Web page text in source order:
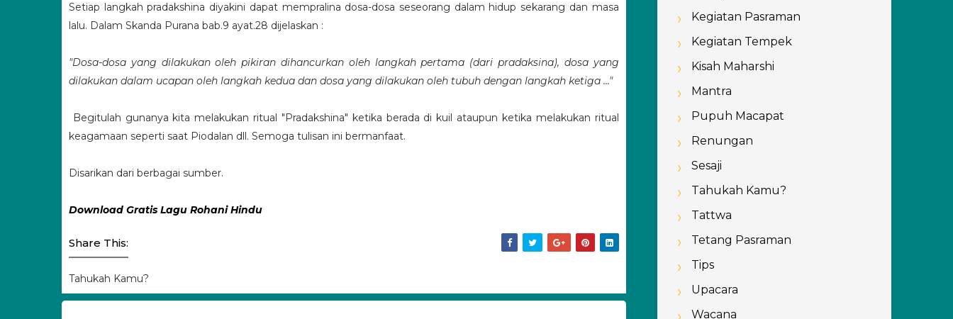
Setiap langkah pradakshina diyakini dapat mempralina dosa-dosa seseorang dalam hidup sekarang dan masa
lalu. Dalam Skanda Purana bab.9 ayat.28 dijelaskan :
"Dosa-dosa yang dilakukan oleh pikiran dihancurkan oleh langkah pertama (dari pradaksina), dosa yang
dilakukan dalam ucapan oleh langkah kedua dan dosa yang dilakukan oleh tubuh dengan langkah ketiga ..."
Begitulah gunanya kita melakukan ritual "Pradakshina" ketika berada di kuil ataupun ketika melakukan ritual
keagamaan seperti saat Piodalan dll. Semoga tulisan ini bermanfaat.
Disarikan dari berbagai sumber.
Download Gratis Lagu Rohani Hindu
Share This:
Tahukah Kamu?
Kegiatan Pasraman
Kegiatan Tempek
Kisah Maharshi
Mantra
Pupuh Macapat
Renungan
Sesaji
Tahukah Kamu?
Tattwa
Tetang Pasraman
Tips
Upacara
Wacana